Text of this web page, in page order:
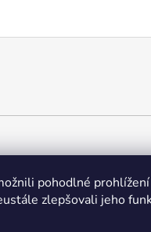
pohodlné prohlížení
zlepšovali jeho